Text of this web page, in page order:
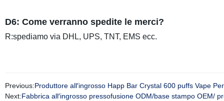
D6: Come verranno spedite le merci?
R:spediamo via DHL, UPS, TNT, EMS ecc.
Previous:Produttore all′ingrosso Happ Bar Crystal 600 puffs Vape
Next:Fabbrica all′ingrosso pressofusione ODM/base stampo OEM/